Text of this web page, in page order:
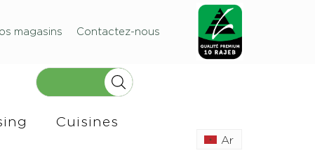
magasins Contactez-nous
Cuisines
Ar